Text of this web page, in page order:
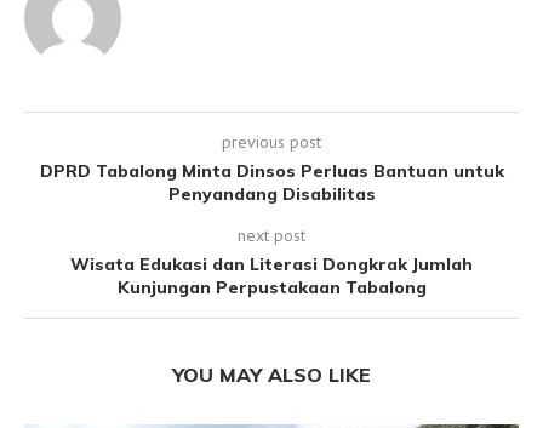
previous post
DPRD Tabalong Minta Dinsos Perluas Bantuan untuk
Penyandang Disabilitas
next post
Wisata Edukasi dan Literasi Dongkrak Jumlah
Kunjungan Perpustakaan Tabalong
YOU MAY ALSO LIKE